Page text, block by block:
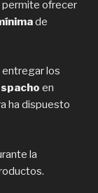
permite ofrecer
de
los
en
ha dispuesto
la